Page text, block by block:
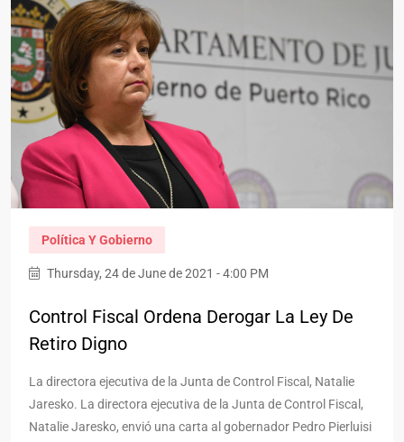
Política Y Gobierno
Thursday, 24 de June de 2021 - 4:00 PM
Control Fiscal Ordena Derogar La Ley De
Retiro Digno
La directora ejecutiva de la Junta de Control Fiscal, Natalie
Jaresko. La directora ejecutiva de la Junta de Control Fiscal,
Natalie Jaresko, envió una carta al gobernador Pedro Pierluisi